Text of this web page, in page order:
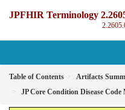
JPFHIR Terminology
Table of Contents
Artifacts
JP Core Condition Disease